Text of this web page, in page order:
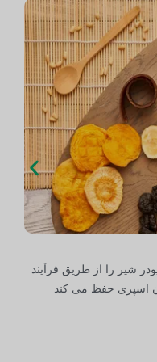
شیر را از طریق فرآیند